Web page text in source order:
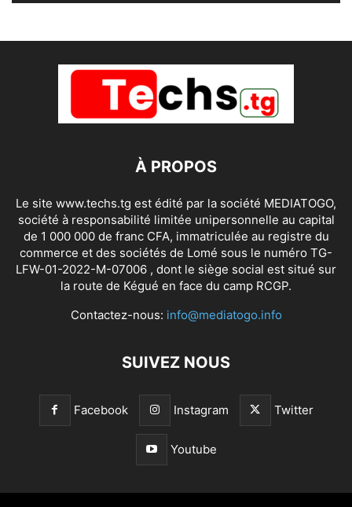
À PROPOS
Le site www.techs.tg est édité par la société MEDIATOGO,
société à responsabilité limitée unipersonnelle au capital
de 1 000 000 de franc CFA, immatriculée au registre du
commerce et des sociétés de Lomé sous le numéro TG-
LFW-01-2022-M-07006 , dont le siège social est situé sur
la route de Kégué en face du camp RCGP.
Contactez-nous: info@mediatogo.info
SUIVEZ NOUS
Facebook Instagram Twitter
Youtube